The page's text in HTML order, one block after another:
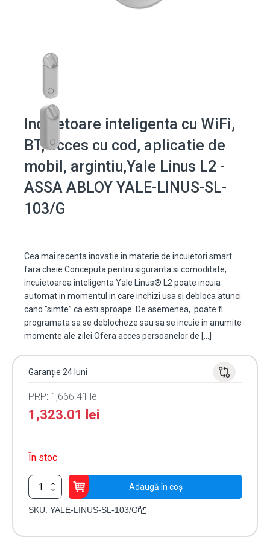
Incuietoare inteligenta cu WiFi,
BT, acces cu cod, aplicatie de
mobil, argintiu,Yale Linus L2 -
ASSA ABLOY YALE-LINUS-SL-
103/G
Cea mai recenta inovatie in materie de incuietori smart
fara cheie.Conceputa pentru siguranta si comoditate,
incuietoarea inteligenta Yale Linus® L2 poate incuia
automat in momentul in care inchizi usa si debloca atunci
cand ”simte” ca esti aproape. De asemenea, poate fi
programata sa se deblocheze sau sa se incuie in anumite
momente ale zilei.Ofera acces persoanelor de […]
Garanție 24 luni
PRP: 1,666.41lei
1,323.01 lei
În stoc
Cantitate
Incuietoare
inteligenta
Adaugă în coș
SKU: YALE-LINUS-SL-103/G